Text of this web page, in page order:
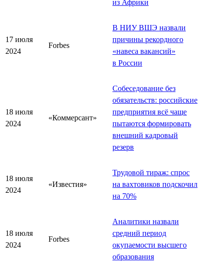
из Африки
17 июля
2024
Forbes
В НИУ ВШЭ назвали
причины рекордного
«навеса вакансий»
в России
18 июля
2024
«Коммерсант»
Собеседование без
обязательств: российские
предприятия всё чаще
пытаются формировать
внешний кадровый
резерв
18 июля
2024
«Известия»
Трудовой тираж: спрос
на вахтовиков подскочил
на 70%
18 июля
2024
Forbes
Аналитики назвали
средний период
окупаемости высшего
образования